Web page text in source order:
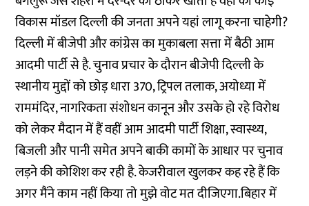
विकास मॉडल दिल्ली की जनता अपने यहां लागू करना चाहेगी?
दिल्ली में बीजेपी और कांग्रेस का मुकाबला सत्ता में बैठी आम
आदमी पार्टी से है. चुनाव प्रचार के दौरान बीजेपी दिल्ली के
स्थानीय मुद्दों को छोड़ धारा 370, ट्रिपल तलाक, अयोध्या में
राममंदिर, नागरिकता संशोधन कानून और उसके हो रहे विरोध
को लेकर मैदान में हैं वहीं आम आदमी पार्टी शिक्षा, स्वास्थ्य,
बिजली और पानी समेत अपने बाकी कामों के आधार पर चुनाव
लड़ने की कोशिश कर रही है. केजरीवाल खुलकर कह रहे हैं कि
अगर मैंने काम नहीं किया तो मुझे वोट मत दीजिएगा.बिहार में